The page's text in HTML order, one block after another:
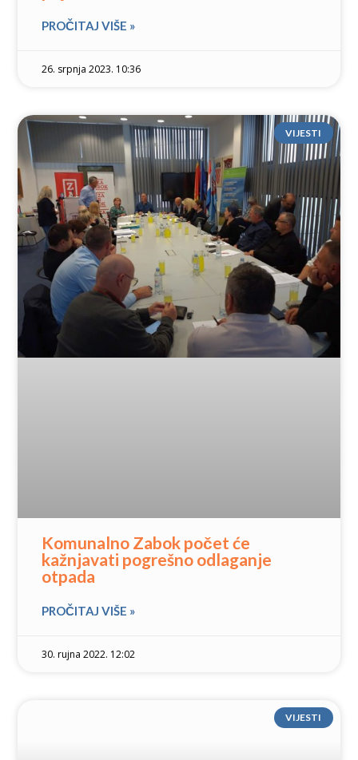
PROČITAJ VIŠE »
26. srpnja 2023. 10:36
VIJESTI
Komunalno Zabok počet će
kažnjavati pogrešno odlaganje
otpada
PROČITAJ VIŠE »
30. rujna 2022. 12:02
VIJESTI